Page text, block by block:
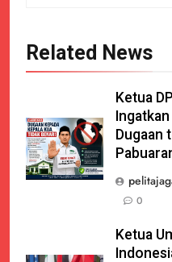
Related News
Ketua
Dugaan
0
Ketua